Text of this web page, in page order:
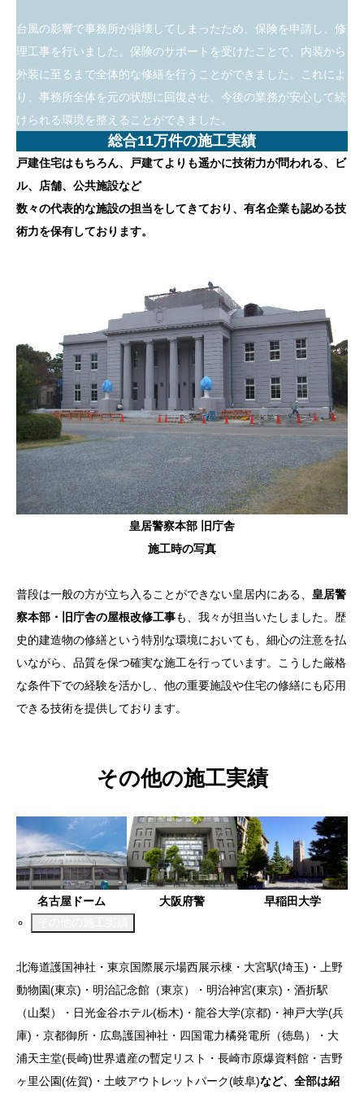
台風の影響で事務所が損壊してしまったため、保険を申請し、修
理工事を行いました。保険のサポートを受けたことで、内装から
外装に至るまで全体的な修繕を行うことができました。これによ
り、事務所全体を元の状態に回復させ、今後の業務が安心して続
けられる環境を整えることができました。
総合11万件の施工実績
戸建住宅はもちろん、戸建てよりも遥かに技術力が問われる、ビ
ル、店舗、公共施設など
数々の代表的な施設の担当をしてきており、有名企業も認める技
術力を保有しております。
皇居警察本部 旧庁舎
施工時の写真
普段は一般の方が立ち入ることができない皇居内にある、 皇居警
察本部・旧庁舎の屋根改修工事も、我々が担当いたしました。歴
史的建造物の修繕という特別な環境においても、細心の注意を払
いながら、品質を保つ確実な施工を行っています。こうした厳格
な条件下での経験を活かし、他の重要施設や住宅の修繕にも応用
できる技術を提供しております。
その他の施工実績
名古屋ドーム 大阪府警
早稲田大学
北海道護国神社・東京国際展示場西展示棟・大宮駅(埼玉)・上野
動物園(東京)・明治記念館（東京）・明治神宮(東京)・酒折駅
（山梨）・日光金谷ホテル(栃木)・龍谷大学(京都)・神戸大学(兵
庫)・京都御所・広島護国神社・四国電力橘発電所（徳島）・大
浦天主堂(長崎)世界遺産の暫定リスト・長崎市原爆資料館・吉野
ヶ里公園(佐賀)・土岐アウトレットパーク(岐阜)など、全部は紹